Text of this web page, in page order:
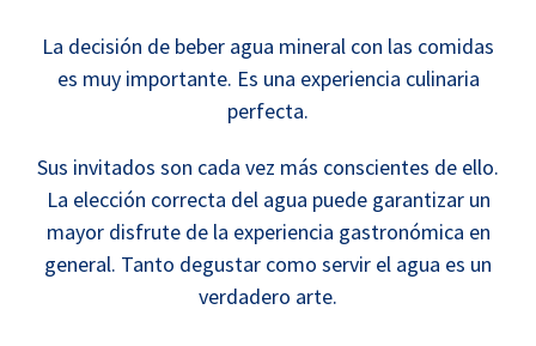
La decisión de beber agua mineral con las comidas
es muy importante. Es una experiencia culinaria
perfecta.
Sus invitados son cada vez más conscientes de ello.
La elección correcta del agua puede garantizar un
mayor disfrute de la experiencia gastronómica en
general. Tanto degustar como servir el agua es un
verdadero arte.